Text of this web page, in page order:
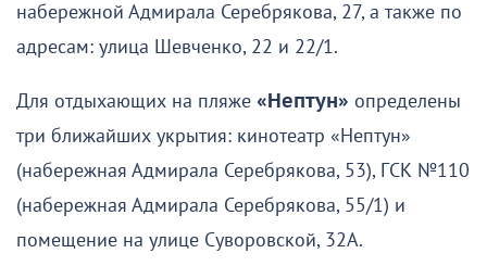
набережной Адмирала Серебрякова, 27, а также по
адресам: улица Шевченко, 22 и 22/1.
Для отдыхающих на пляже «Нептун» определены
три ближайших укрытия: кинотеатр «Нептун»
(набережная Адмирала Серебрякова, 53), ГСК №110
(набережная Адмирала Серебрякова, 55/1) и
помещение на улице Суворовской, 32А.